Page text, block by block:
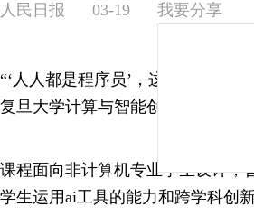
人民日报 03-19 我要分享
“‘人人都是程序员’，这门课教你
复旦大学计算与智能创新学院开设
课程面向非计算机专业学生设计，
学生运用ai工具的能力和跨学科创新